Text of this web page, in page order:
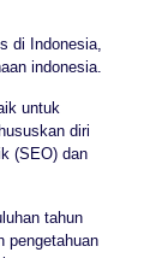
di Indonesia,
indonesia.
untuk
diri
(SEO) dan
tahun
pengetahuan